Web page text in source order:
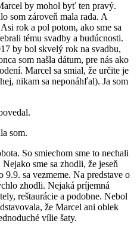
by mohol byť ten pravý.
som zároveň mala rada. A
rok a pol potom, ako sme sa
tému svadby a budúcnosti.
by bol skvelý rok na svadbu,
som našla dátum, pre nás ako
Marcel sa smial, že určite je
nikam sa neponáhľal). Ja som
som.
So smiechom sme to nechali
sme sa zhodli, že jeseň
9.9. sa vezmeme. Na predstave o
zhodli. Nejaká príjemná
reštaurácie a podobne. Nebol
že Marcel ani oblek
vílie šaty.